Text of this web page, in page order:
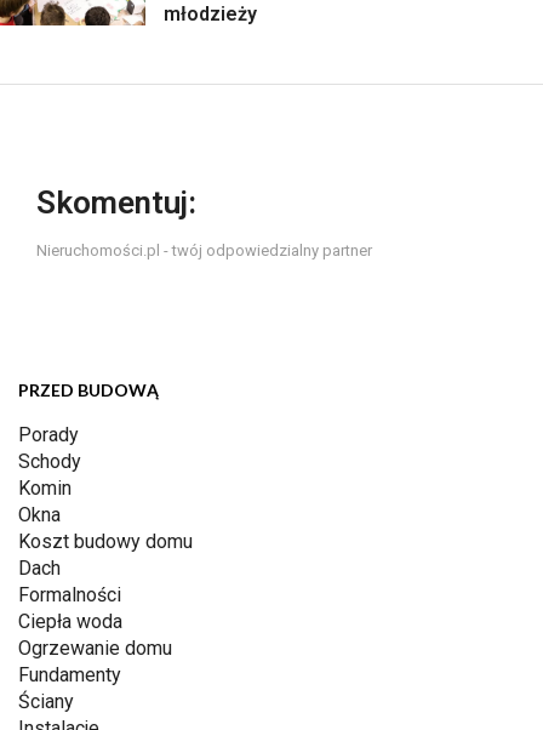
młodzieży
Skomentuj:
Nieruchomości.pl - twój odpowiedzialny partner
PRZED BUDOWĄ
Porady
Schody
Komin
Okna
Koszt budowy domu
Dach
Formalności
Ciepła woda
Ogrzewanie domu
Fundamenty
Ściany